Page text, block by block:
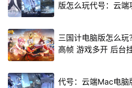
版怎么玩代号：云端
三国计电脑版怎么
高帧 游戏多开 后台
代号：云端Mac电